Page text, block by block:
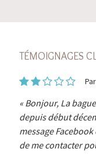
TÉMOIGNAGES
Par
Bonjour, La
depuis début
message
de me contacter